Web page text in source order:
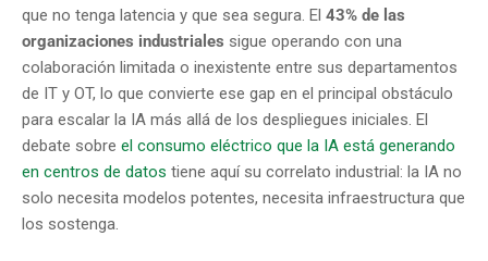
que no tenga latencia y que sea segura. El 43% de las
organizaciones industriales sigue operando con una
colaboración limitada o inexistente entre sus departamentos
de IT y OT, lo que convierte ese gap en el principal obstáculo
para escalar la IA más allá de los despliegues iniciales. El
debate sobre el consumo eléctrico que la IA está generando
en centros de datos tiene aquí su correlato industrial: la IA no
solo necesita modelos potentes, necesita infraestructura que
los sostenga.